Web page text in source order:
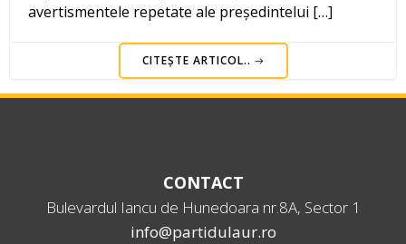
avertismentele repetate ale președintelui […]
CITEȘTE ARTICOL..
CONTACT
Bulevardul Iancu de Hunedoara nr.8A, Sector 1
info@partidulaur.ro